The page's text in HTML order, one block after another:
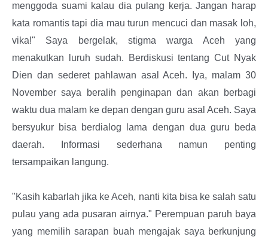
menggoda suami kalau dia pulang kerja. Jangan harap
kata romantis tapi dia mau turun mencuci dan masak loh,
vika!" Saya bergelak, stigma warga Aceh yang
menakutkan luruh sudah. Berdiskusi tentang Cut Nyak
Dien dan sederet pahlawan asal Aceh. Iya, malam 30
November saya beralih penginapan dan akan berbagi
waktu dua malam ke depan dengan guru asal Aceh. Saya
bersyukur bisa berdialog lama dengan dua guru beda
daerah. Informasi sederhana namun penting
tersampaikan langung.
"Kasih kabarlah jika ke Aceh, nanti kita bisa ke salah satu
pulau yang ada pusaran airnya." Perempuan paruh baya
yang memilih sarapan buah mengajak saya berkunjung